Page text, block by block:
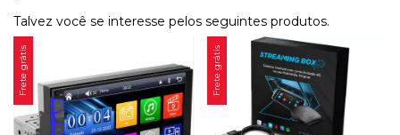
Talvez você se interesse pelos seguintes produtos.
Frete grátis Frete grátis